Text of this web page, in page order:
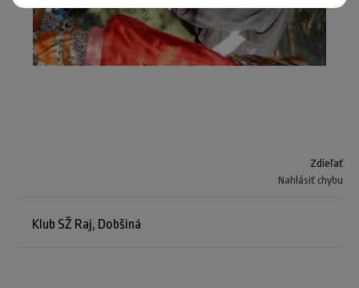
Zdieľať
Nahlásiť chybu
Klub SŽ Raj, Dobšiná